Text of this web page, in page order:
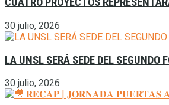
30 julio, 2026
LA UNSL SERÁ SEDE DEL SEGUNDO
30 julio, 2026